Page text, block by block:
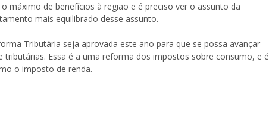
máximo de benefícios à região e é preciso ver o assunto da
mais equilibrado desse assunto.
Tributária seja aprovada este ano para que se possa avançar
tributárias. Essa é a uma reforma dos impostos sobre consumo, e é
o imposto de renda.